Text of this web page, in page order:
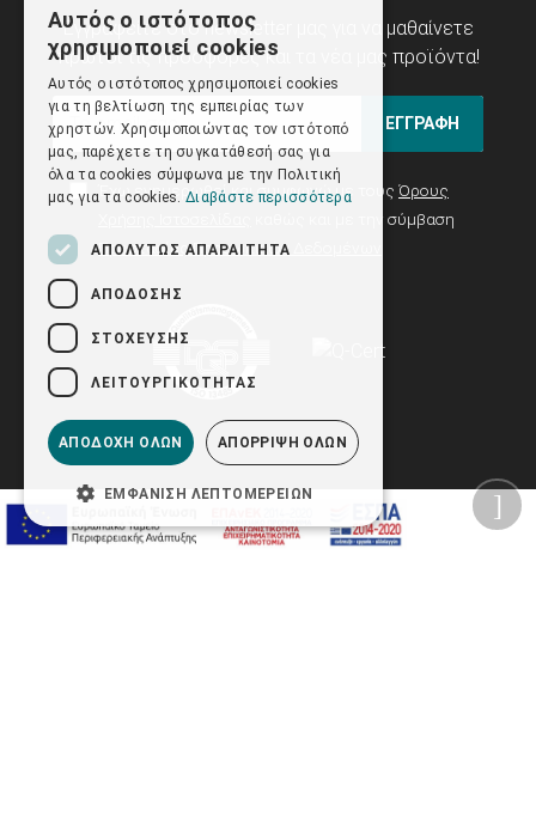
Εγγραφείτε στο newsletter μας για να μαθαίνετε
πρώτοι τις προσφορές και τα νέα μας προϊόντα!
ΕΓΓΡΑΦΗ
Έχω ενημερωθεί και συμφωνώ με τους Όρους
καθώς και με την σύμβαση
Προστασίας Προσωπικών Δεδομένων
Αυτός ο ιστότοπος
χρησιμοποιεί cookies
Αυτός ο ιστότοπος χρησιμοποιεί cookies
για τη βελτίωση της εμπειρίας των
χρηστών. Χρησιμοποιώντας τον ιστότοπό
μας, παρέχετε τη συγκατάθεσή σας για
όλα τα cookies σύμφωνα με την Πολιτική
μας για τα cookies. Διαβάστε περισσότερα
ΑΠΟΛΎΤΩΣ ΑΠΑΡΑΊΤΗΤΑ
ΑΠΌΔΟΣΗΣ
ΣΤΌΧΕΥΣΗΣ
ΛΕΙΤΟΥΡΓΙΚΌΤΗΤΑΣ
ΑΠΟΔΟΧΉ ΌΛΩΝ ΑΠΌΡΡΙΨΗ ΌΛΩΝ
ΕΜΦΆΝΙΣΗ ΛΕΠΤΟΜΕΡΕΙΏΝ